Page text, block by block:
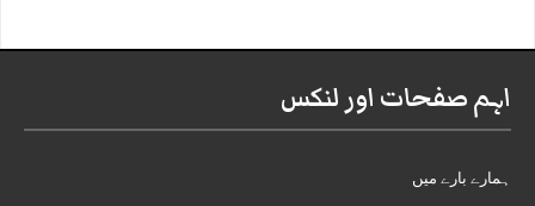
اہم صفحات اور لنکس
ہمارے بارے میں